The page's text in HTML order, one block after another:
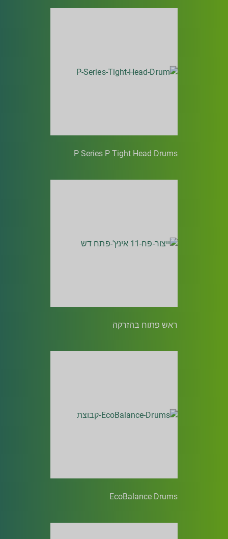
P Series P Tight Head Drums
ראש פתוח בהזרקה
EcoBalance Drums